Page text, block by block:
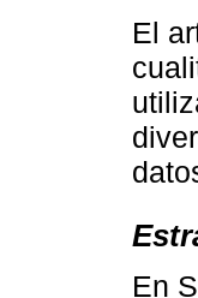
El
En